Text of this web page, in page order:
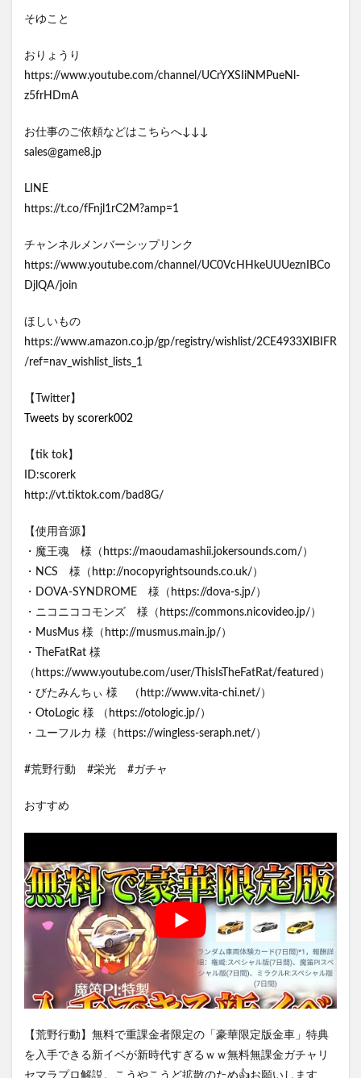
そゆこと
おりょうり
https://www.youtube.com/channel/UCrYXSIiNMPueNl-
z5frHDmA
お仕事のご依頼などはこちらへ↓↓↓
sales@game8.jp
LINE
https://t.co/fFnjl1rC2M?amp=1
チャンネルメンバーシップリンク
https://www.youtube.com/channel/UC0VcHHkeUUUeznIBCo
DjlQA/join
ほしいもの
https://www.amazon.co.jp/gp/registry/wishlist/2CE4933XIBIFR
/ref=nav_wishlist_lists_1
【Twitter】
Tweets by scorerk002
【tik tok】
ID:scorerk
http://vt.tiktok.com/bad8G/
【使用音源】
・魔王魂 様（https://maoudamashii.jokersounds.com/）
・NCS 様（http://nocopyrightsounds.co.uk/）
・DOVA-SYNDROME 様（https://dova-s.jp/）
・ニコニココモンズ 様（https://commons.nicovideo.jp/）
・MusMus 様（http://musmus.main.jp/）
・TheFatRat 様
（https://www.youtube.com/user/ThisIsTheFatRat/featured）
・びたみんちぃ 様 （http://www.vita-chi.net/）
・OtoLogic 様 （https://otologic.jp/）
・ユーフルカ 様（https://wingless-seraph.net/）
#荒野行動 #栄光 #ガチャ
おすすめ
【荒野行動】無料で重課金者限定の「豪華限定版金車」特典
を入手できる新イベが新時代すぎるｗｗ無料無課金ガチャリ
セマラプロ解説。こうやこうど拡散のため👍お願いします